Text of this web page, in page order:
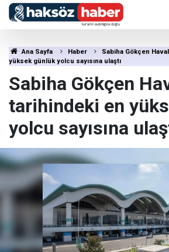
Ana Sayfa Haber
Sabiha Gökçen
yüksek günlük yolcu sayısına ulaştı
Sabiha Gökçen
tarihindeki en
yolcu sayısına